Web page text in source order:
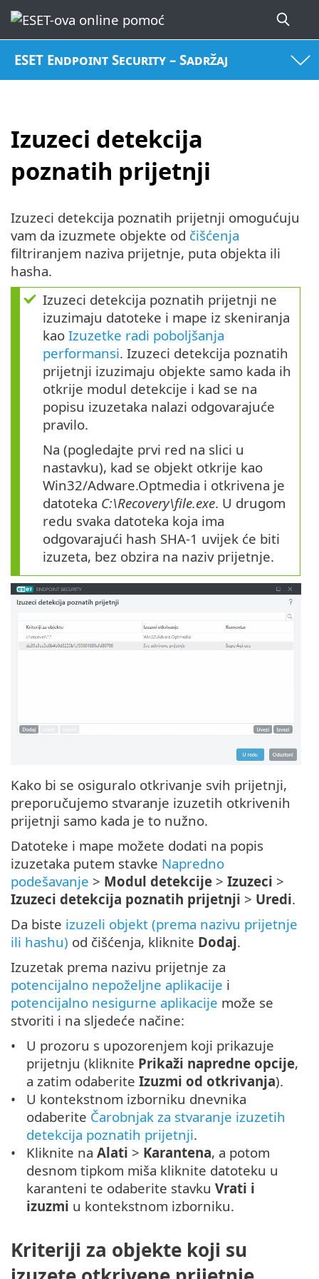
ESET Endpoint Security – Sadržaj
Izuzeci detekcija
poznatih prijetnji
Izuzeci detekcija poznatih prijetnji omogućuju
vam da izuzmete objekte od čišćenja
filtriranjem naziva prijetnje, puta objekta ili
hasha.
Izuzeci detekcija poznatih prijetnji ne
izuzimaju datoteke i mape iz skeniranja
kao Izuzetke radi poboljšanja
performansi. Izuzeci detekcija poznatih
prijetnji izuzimaju objekte samo kada ih
otkrije modul detekcije i kad se na
popisu izuzetaka nalazi odgovarajuće
pravilo.
Na (pogledajte prvi red na slici u
nastavku), kad se objekt otkrije kao
Win32/Adware.Optmedia i otkrivena je
datoteka C:\Recovery\file.exe. U drugom
redu svaka datoteka koja ima
odgovarajući hash SHA-1 uvijek će biti
izuzeta, bez obzira na naziv prijetnje.
Kako bi se osiguralo otkrivanje svih prijetnji,
preporučujemo stvaranje izuzetih otkrivenih
prijetnji samo kada je to nužno.
Datoteke i mape možete dodati na popis
izuzetaka putem stavke Napredno
podešavanje > Modul detekcije > Izuzeci >
Izuzeci detekcija poznatih prijetnji > Uredi.
Da biste izuzeli objekt (prema nazivu prijetnje
ili hashu) od čišćenja, kliknite Dodaj.
Izuzetak prema nazivu prijetnje za
potencijalno nepoželjne aplikacije i
potencijalno nesigurne aplikacije može se
stvoriti i na sljedeće načine:
U prozoru s upozorenjem koji prikazuje
prijetnju (kliknite Prikaži napredne opcije,
a zatim odaberiteIzuzmi od otkrivanja).
U kontekstnom izborniku dnevnika
odaberite Čarobnjak za stvaranje izuzetih
detekcija poznatih prijetnji.
Kliknite naAlati > Karantena, a potom
desnom tipkom miša kliknite datoteku u
karanteni te odaberite stavkuVrati i
izuzmi u kontekstnom izborniku.
Kriteriji za objekte koji su